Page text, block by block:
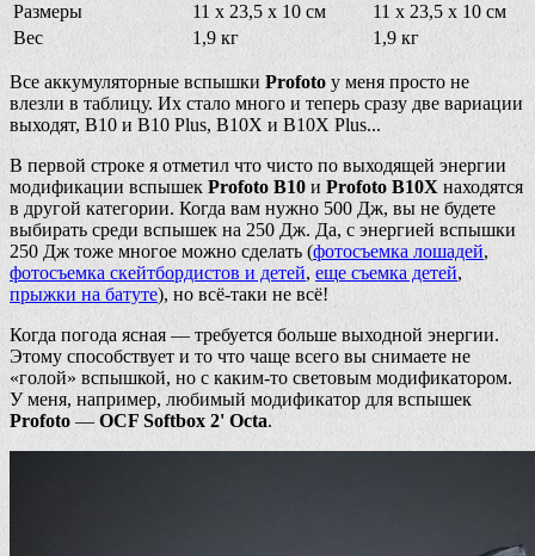
Размеры
11 х 23,5 х 10 см
11 х 23,5 х 10 см
Вес
1,9 кг 1,9 кг
Все аккумуляторные вспышки Profoto у меня просто не
влезли в таблицу. Их стало много и теперь сразу две вариации
выходят, B10 и B10 Plus, B10X и B10X Plus...
В первой строке я отметил что чисто по выходящей энергии
модификации вспышек Profoto B10 и Profoto B10X находятся
в другой категории. Когда вам нужно 500 Дж, вы не будете
выбирать среди вспышек на 250 Дж. Да, с энергией вспышки
250 Дж тоже многое можно сделать (фотосъемка лошадей,
фотосъемка скейтбордистов и детей, еще съемка детей,
прыжки на батуте), но всё-таки не всё!
Когда погода ясная — требуется больше выходной энергии.
Этому способствует и то что чаще всего вы снимаете не
«голой» вспышкой, но с каким-то световым модификатором.
У меня, например, любимый модификатор для вспышек
Profoto—OCF Softbox 2' Octa.